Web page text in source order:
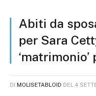
Abiti da
per Sara
DI MOLISETABLOID DEL 4